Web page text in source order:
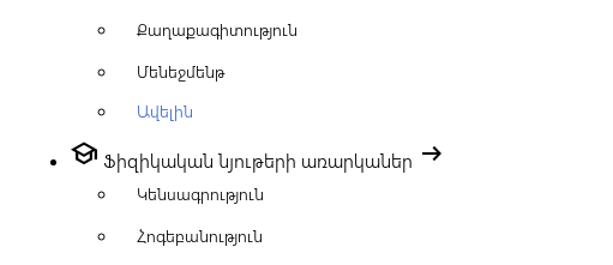
Քաղաքագիտություն
Մենեջմենթ
Ավելին
school Ֆիզիկական նյութերի առարկաներ arrow_right_alt
Կենսագրություն
Հոգեբանություն